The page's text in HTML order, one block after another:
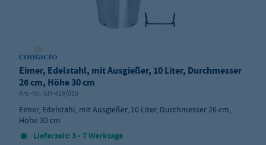
Eimer, Edelstahl, mit Ausgießer, 10 Liter, Durchmesser
26 cm, Höhe 30 cm
Art.-Nr.: GH-419/010
Eimer, Edelstahl, mit Ausgießer, 10 Liter, Durchmesser 26 cm,
Höhe 30 cm
Lieferzeit: 3 - 7 Werktage